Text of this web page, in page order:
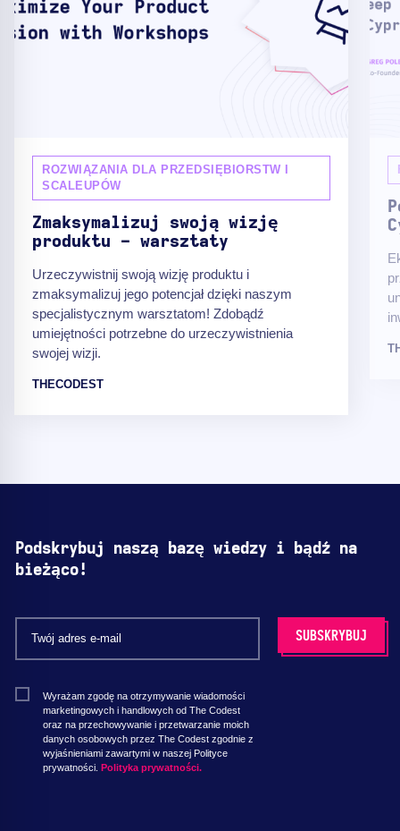
ROZWIĄZANIA DLA PRZEDSIĘBIORSTW I
SCALEUPÓW
Zmaksymalizuj swoją wizję
produktu - warsztaty
Urzeczywistnij swoją wizję produktu i
zmaksymalizuj jego potencjał dzięki naszym
specjalistycznym warsztatom! Zdobądź
umiejętności potrzebne do urzeczywistnienia
swojej wizji.
THECODEST
Podskrybuj naszą bazę wiedzy i bądź na
bieżąco!
Wyrażam zgodę na otrzymywanie wiadomości
marketingowych i handlowych od The Codest
oraz na przechowywanie i przetwarzanie moich
danych osobowych przez The Codest zgodnie z
wyjaśnieniami zawartymi w naszej Polityce
prywatności. Polityka prywatności.